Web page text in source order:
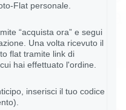
Flat personale.
“acquista ora” e segui
Una volta ricevuto il
flat tramite link di
hai effettuato l'ordine.
inserisci il tuo codice